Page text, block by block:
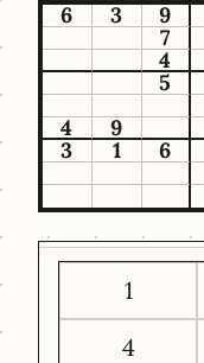
6 3 9
7
4
5
4
9
3
1 6
1
4